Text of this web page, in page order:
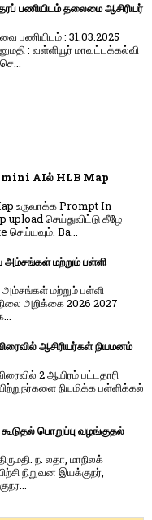
பணியிடம் தலைமை ஆசிரியர்
பணியிடம் : 31.03.2025
: வள்ளியூர் மாவட்டக்கல்வி
AIல் HLB Map
உருவாக்க Prompt In
செய்துவிட்டு கீழே
செய்யவும். Ba...
அம்சங்கள் மற்றும் பள்ளி
அம்சங்கள் மற்றும் பள்ளி
நிலை அறிக்கை 2026 2027
ஆசிரியர்கள் நியமனம்
2 ஆயிரம் பட்​ட​தாரி
நியமிக்க பள்​ளிக்​கல்​
பொறுப்பு வழங்குதல்
ந. லதா, மாநிலக்
நிறுவன இயக்குநர்,